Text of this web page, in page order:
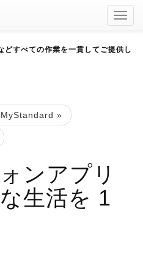
すべての作業を一貫してご提供し
»
ンアプリ
生活を 1